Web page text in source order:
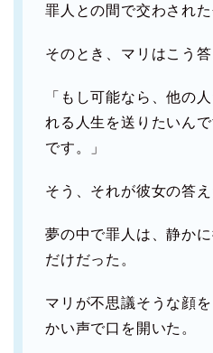
罪人との間で交わされた
そのとき、マリはこう答
「もし可能なら、他の
れる人生を送りたいん
です。」
そう、それが彼女の答え
夢の中で罪人は、静か
だけだった。
マリが不思議そうな顔
かい声で口を開いた。